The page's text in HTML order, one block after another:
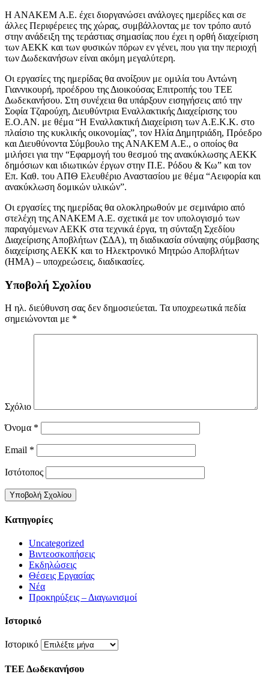
Η ΑΝΑΚΕΜ Α.Ε. έχει διοργανώσει ανάλογες ημερίδες και σε
άλλες Περιφέρειες της χώρας, συμβάλλοντας με τον τρόπο αυτό
στην ανάδειξη της τεράστιας σημασίας που έχει η ορθή διαχείριση
των ΑΕΚΚ και των φυσικών πόρων εν γένει, που για την περιοχή
των Δωδεκανήσων είναι ακόμη μεγαλύτερη.
Οι εργασίες της ημερίδας θα ανοίξουν με ομιλία του Αντώνη
Γιαννικουρή, προέδρου της Διοικούσας Επιτροπής του ΤΕΕ
Δωδεκανήσου. Στη συνέχεια θα υπάρξουν εισηγήσεις από την
Σοφία Τζαρούχη, Διευθύντρια Εναλλακτικής Διαχείρισης του
Ε.Ο.ΑΝ. με θέμα “Η Εναλλακτική Διαχείριση των Α.Ε.Κ.Κ. στο
πλαίσιο της κυκλικής οικονομίας”, τον Ηλία Δημητριάδη, Πρόεδρο
και Διευθύνοντα Σύμβουλο της ΑΝΑΚΕΜ Α.Ε., ο οποίος θα
μιλήσει για την “Εφαρμογή του θεσμού της ανακύκλωσης ΑΕΚΚ
δημόσιων και ιδιωτικών έργων στην Π.Ε. Ρόδου & Κω” και τον
Επ. Καθ. του ΑΠΘ Ελευθέριο Αναστασίου με θέμα “Αειφορία και
ανακύκλωση δομικών υλικών”.
Οι εργασίες της ημερίδας θα ολοκληρωθούν με σεμινάριο από
στελέχη της ΑΝΑΚΕΜ Α.Ε. σχετικά με τον υπολογισμό των
παραγόμενων ΑΕΚΚ στα τεχνικά έργα, τη σύνταξη Σχεδίου
Διαχείρισης Αποβλήτων (ΣΔΑ), τη διαδικασία σύναψης σύμβασης
διαχείρισης ΑΕΚΚ και το Ηλεκτρονικό Μητρώο Αποβλήτων
(ΗMA) – υποχρεώσεις, διαδικασίες.
Υποβολή Σχολίου
Η ηλ. διεύθυνση σας δεν δημοσιεύεται. Τα υποχρεωτικά πεδία
σημειώνονται με *
Σχόλιο
Όνομα *
Email *
Ιστότοπος
Kατηγορίες
Uncategorized
Βιντεοσκοπήσεις
Εκδηλώσεις
Θέσεις Εργασίας
Νέα
Προκηρύξεις – Διαγωνισμοί
Ιστορικό
Ιστορικό
ΤΕΕ Δωδεκανήσου